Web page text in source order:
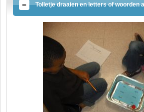
Tolletje draaien en letters of woorden